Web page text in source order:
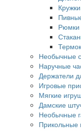
Кружки
Рюмки
Необычные
Наручные
Держатели
Игровые
Мягкие
Дамские
Необычные
Прикольные